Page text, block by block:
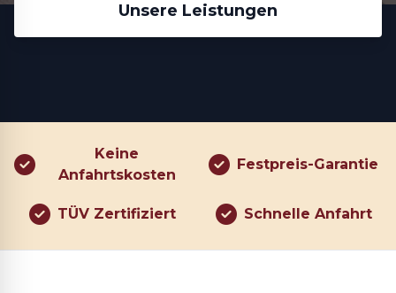
Unsere Leistungen
Keine
Anfahrtskosten
Festpreis-Garantie
TÜV Zertifiziert Schnelle Anfahrt